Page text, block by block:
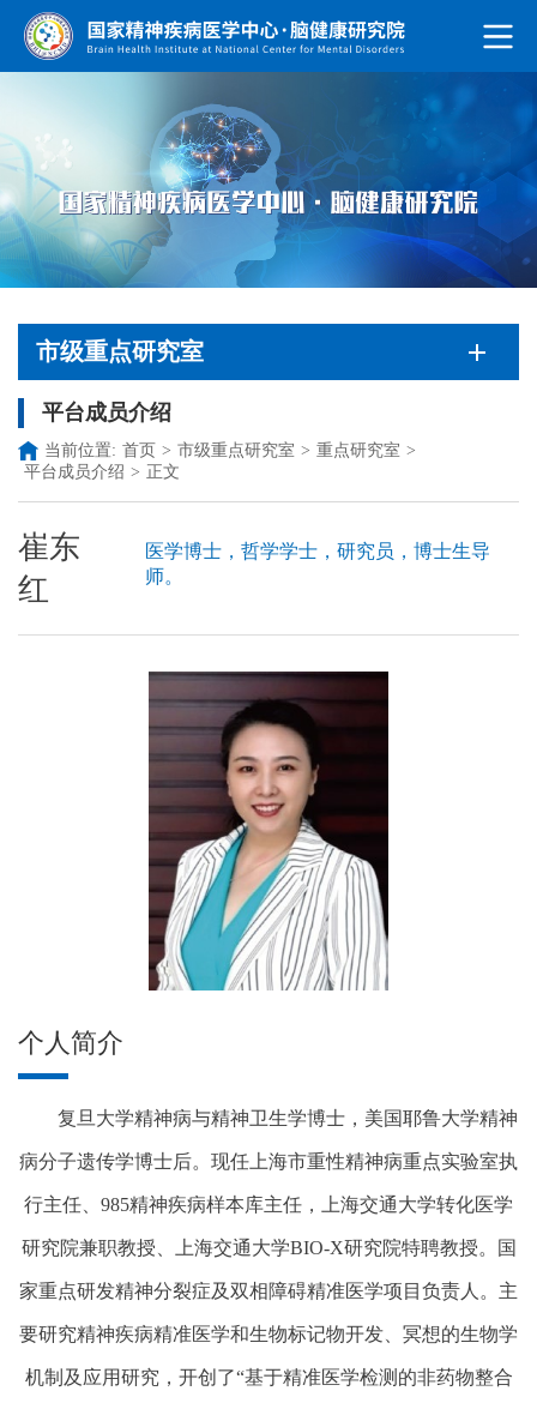
市级重点研究室
平台成员介绍
当前位置: 首页 > 市级重点研究室 > 重点研究室 >
平台成员介绍 > 正文
崔东
红
医学博士，哲学学士，研究员，博士生导
师。
个人简介
复旦大学精神病与精神卫生学博士，美国耶鲁大学精神
病分子遗传学博士后。现任上海市重性精神病重点实验室执
行主任、985精神疾病样本库主任，上海交通大学转化医学
研究院兼职教授、上海交通大学BIO-X研究院特聘教授。国
家重点研发精神分裂症及双相障碍精准医学项目负责人。主
要研究精神疾病精准医学和生物标记物开发、冥想的生物学
机制及应用研究，开创了“基于精准医学检测的非药物整合